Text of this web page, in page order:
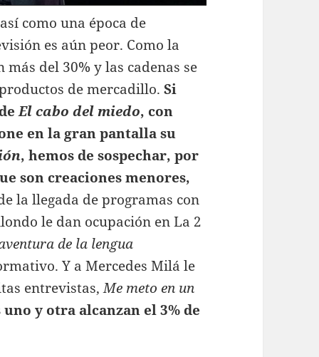
como una época de
es aún peor. Como la
del 30% y las cadenas se
de mercadillo.Si
El cabo del miedo, con
en la gran pantalla su
, hemos de sospechar, por
son creaciones menores,
la llegada de programas con
le dan ocupación en La 2
de la lengua
Y a Mercedes Milá le
entrevistas,Me meto en un
uno y otra alcanzan el 3% de